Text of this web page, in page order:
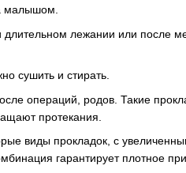
малышом.
длительном лежании или после
сушить и стирать.
операций, родов. Такие
протекания.
виды прокладок, с
гарантирует плотное